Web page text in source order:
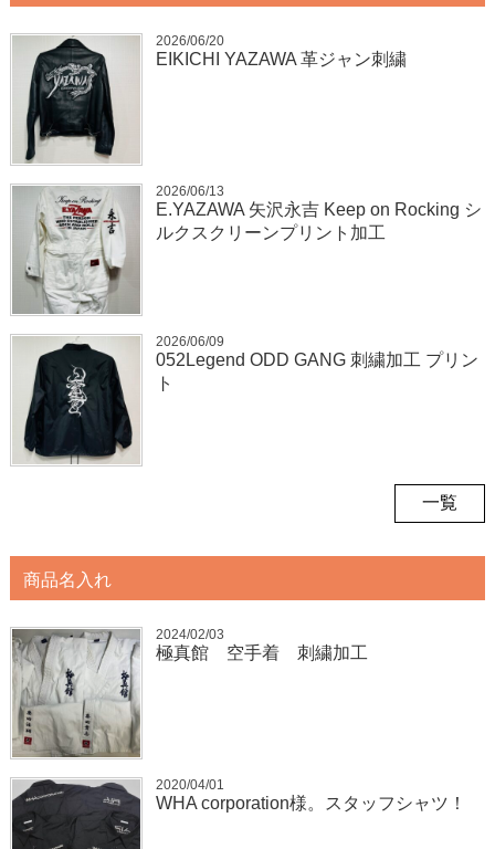
2026/06/20
EIKICHI YAZAWA 革ジャン刺繍
2026/06/13
E.YAZAWA 矢沢永吉 Keep on Rocking シ
ルクスクリーンプリント加工
2026/06/09
052Legend ODD GANG 刺繍加工 プリン
ト
一覧
商品名入れ
2024/02/03
極真館 空手着 刺繍加工
2020/04/01
WHA corporation様。スタッフシャツ！